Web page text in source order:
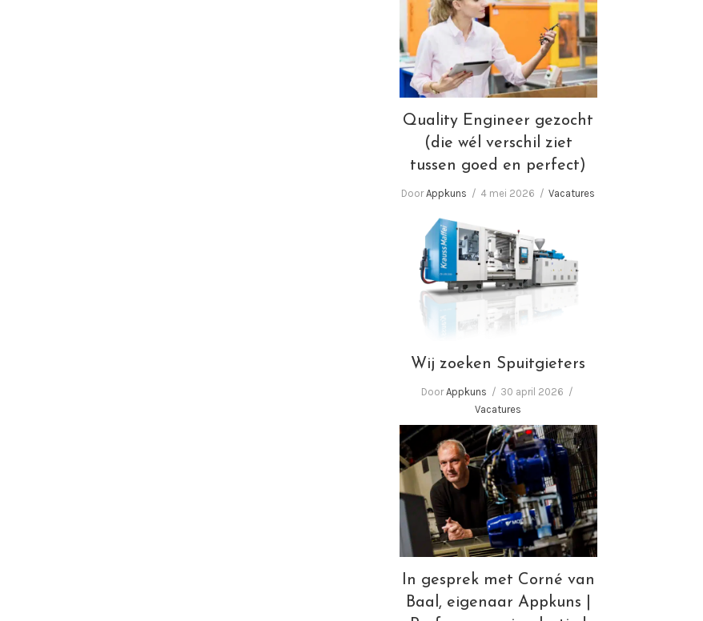
Quality Engineer gezocht
(die wél verschil ziet tussen
goed en perfect)
Quality Engineer gezocht
(die wél verschil ziet
tussen goed en perfect)
DoorAppkuns 4 mei 2026 Vacatures
Wij zoeken Spuitgieters
Wij zoeken Spuitgieters
DoorAppkuns
30 april 2026
Vacatures
In gesprek met Corné van
Baal, eigenaar Appkuns |
Performance in plastics!
In gesprek met Corné van
Baal, eigenaar Appkuns |